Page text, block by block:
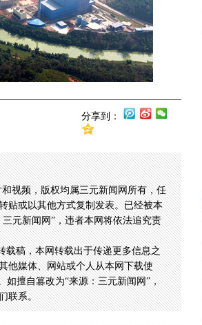
分享到：
视频，版权均属三元新闻网所有，任
贴或以其他方式复制发表。已经被本
元新闻网”，违者本网将依法追究责
稿，本网转载出于传递更多信息之
他媒体、网站或个人从本网下载使
如擅自篡改为“来源：三元新闻网”，
联系。